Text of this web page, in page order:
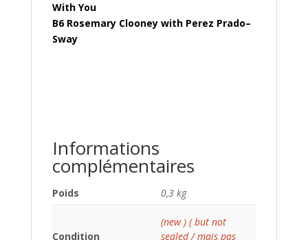
With You
B6 Rosemary Clooney with Perez Prado–
Sway
Informations
complémentaires
Poids 0,3 kg
Condition
(new ) ( but not
sealed / mais pas